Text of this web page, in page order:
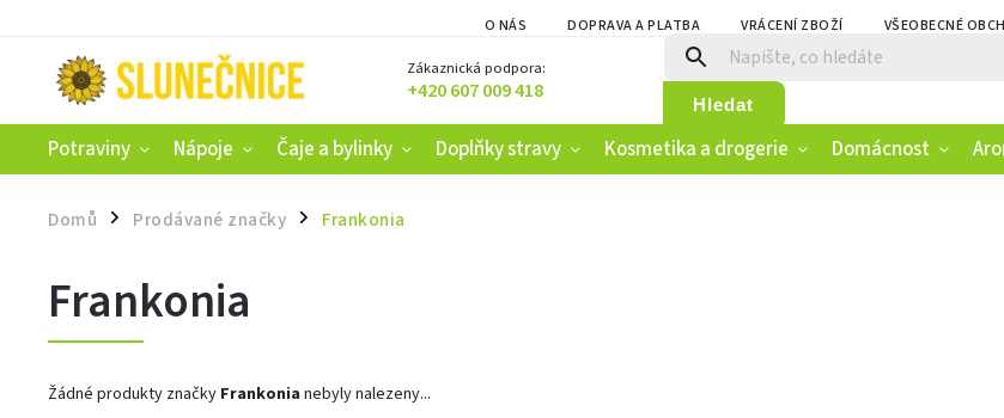
O NÁS DOPRAVA A PLATBA VRÁCENÍ ZBOŽÍ VŠEOBECNÉ
Zákaznická podpora:
+420 607 009 418 Hledat
Potraviny Nápoje Čaje a bylinky Doplňky stravy Kosmetika a drogerie Domácnost
Domů / Prodávané značky / Frankonia
Frankonia
Žádné produkty značky Frankonia nebyly nalezeny...